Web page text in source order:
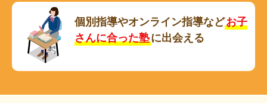
個別指導やオンライン指導などお子
さんに合った塾に出会える